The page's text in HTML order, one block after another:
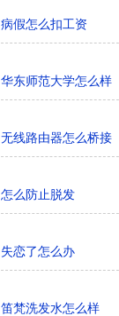
病假怎么扣工资
华东师范大学怎么样
无线路由器怎么桥接
怎么防止脱发
失恋了怎么办
笛梵洗发水怎么样